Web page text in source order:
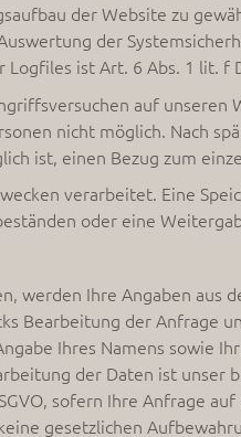
der Website zu
der
ist Art. 6 Abs. 1 lit. f
auf unseren
nicht möglich. Nach
ist, einen Bezug zum
verarbeitet. Eine
oder eine
werden Ihre Angaben aus
Bearbeitung der Anfrage
Ihres Namens sowie
der Daten ist unser
sofern Ihre Anfrage
gesetzlichen